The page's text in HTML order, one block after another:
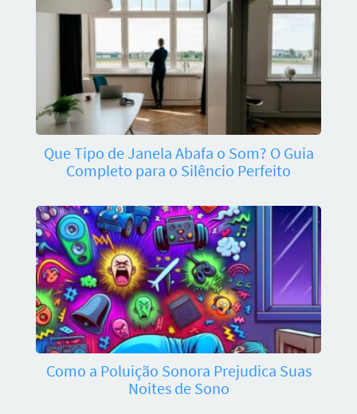
Que Tipo de Janela Abafa o Som? O Guia
Completo para o Silêncio Perfeito
Como a Poluição Sonora Prejudica Suas
Noites de Sono